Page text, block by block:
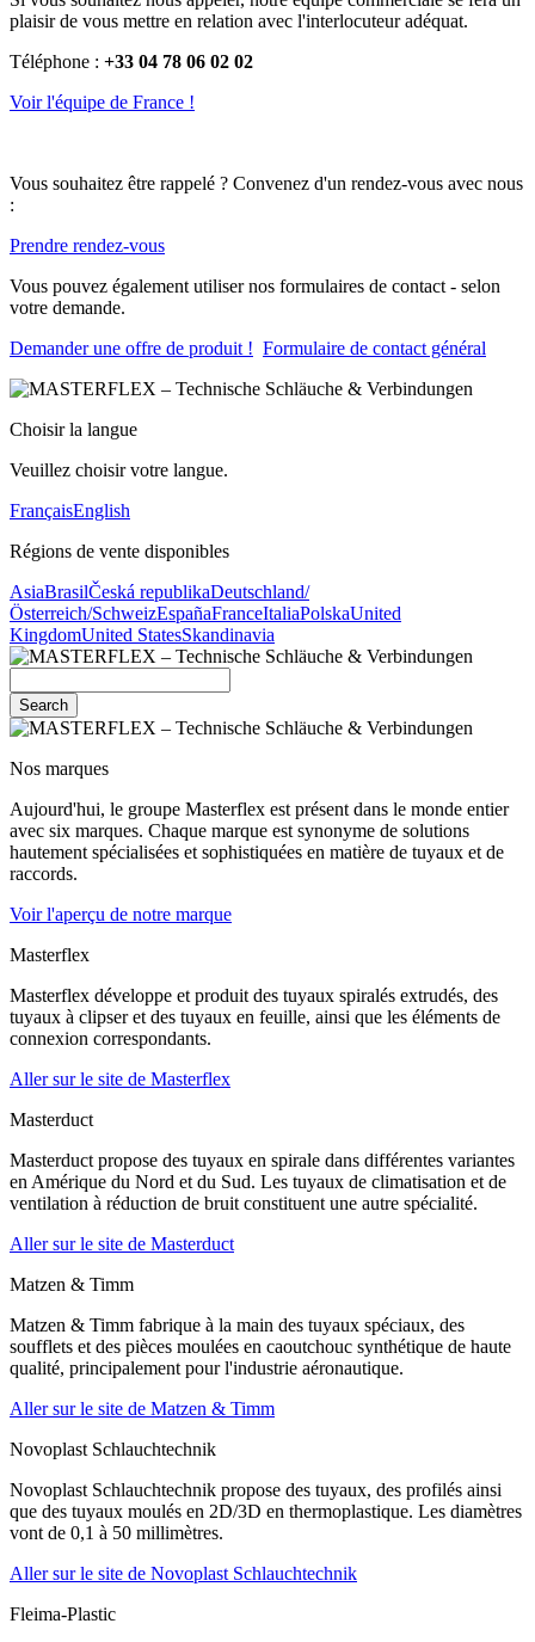
plaisir de vous mettre en relation avec l'interlocuteur adéquat.
Téléphone : +33 04 78 06 02 02
Voir l'équipe de France !
Vous souhaitez être rappelé ? Convenez d'un rendez-vous avec nous
:
Prendre rendez-vous
Vous pouvez également utiliser nos formulaires de contact - selon
votre demande.
Demander une offre de produit ! Formulaire de contact général
Choisir la langue
Veuillez choisir votre langue.
FrançaisEnglish
Régions de vente disponibles
AsiaBrasilČeská republikaDeutschland/
Österreich/SchweizEspañaFranceItaliaPolskaUnited
KingdomUnited StatesSkandinavia
Search
Nos marques
Aujourd'hui, le groupe Masterflex est présent dans le monde entier
avec six marques. Chaque marque est synonyme de solutions
hautement spécialisées et sophistiquées en matière de tuyaux et de
raccords.
Voir l'aperçu de notre marque
Masterflex
Masterflex développe et produit des tuyaux spiralés extrudés, des
tuyaux à clipser et des tuyaux en feuille, ainsi que les éléments de
connexion correspondants.
Aller sur le site de Masterflex
Masterduct
Masterduct propose des tuyaux en spirale dans différentes variantes
en Amérique du Nord et du Sud. Les tuyaux de climatisation et de
ventilation à réduction de bruit constituent une autre spécialité.
Aller sur le site de Masterduct
Matzen & Timm
Matzen & Timm fabrique à la main des tuyaux spéciaux, des
soufflets et des pièces moulées en caoutchouc synthétique de haute
qualité, principalement pour l'industrie aéronautique.
Aller sur le site de Matzen & Timm
Novoplast Schlauchtechnik
Novoplast Schlauchtechnik propose des tuyaux, des profilés ainsi
que des tuyaux moulés en 2D/3D en thermoplastique. Les diamètres
vont de 0,1 à 50 millimètres.
Aller sur le site de Novoplast Schlauchtechnik
Fleima-Plastic